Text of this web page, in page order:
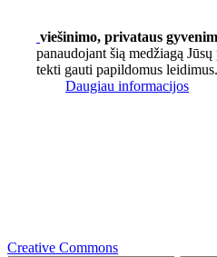
viešinimo, privataus
panaudojant šią medžiagą
tekti gauti papildomus leidimus.
Daugiau informacijos
Creative Commons